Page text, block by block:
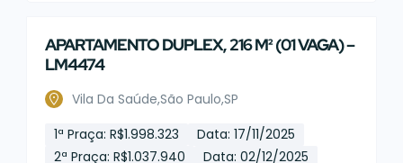
Leilão Judicial
APARTAMENTO DUPLEX, 216 M² (01 VAGA) –
LM4474
Vila Da Saúde,São Paulo,SP
1ª Praça: R$1.998.323
Data: 17/11/2025
2ª Praça: R$1.037.940
Data: 02/12/2025